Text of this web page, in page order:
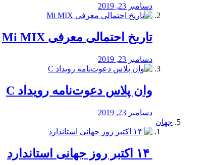
دسامبر 23, 2019
تاریخ احتمالی معرفی Mi MIX
دسامبر 23, 2019
وان پلاس دعوت‌نامه رویداد C
دسامبر 23, 2019
جهان